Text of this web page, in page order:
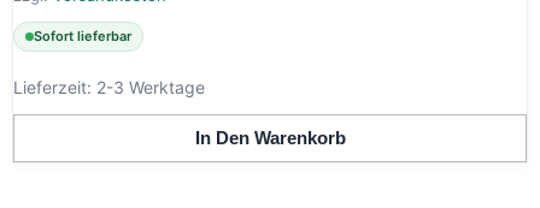
Sofort lieferbar
Lieferzeit: 2-3 Werktage
In Den Warenkorb